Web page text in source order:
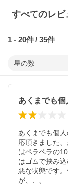
すべてのレビ
1 - 20件 / 35件
星の数
あくまでも個
あくまでも個
応頂きました
はペラペラの
はゴムで挟み
悪な状態です
が、、、